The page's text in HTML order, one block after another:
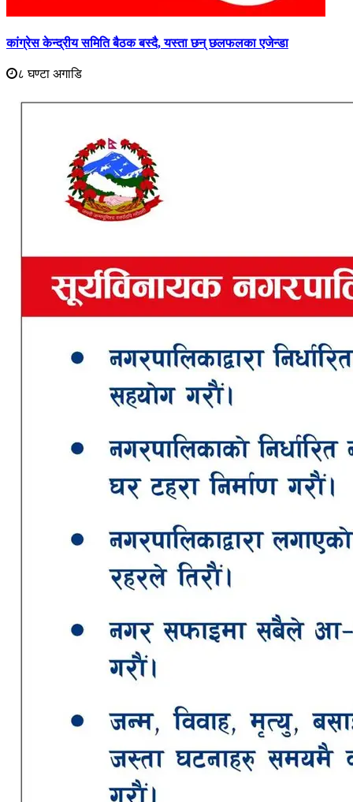
कांग्रेस केन्द्रीय समिति बैठक बस्दै, यस्ता छन् छलफलका एजेन्डा
८ घण्टा अगाडि